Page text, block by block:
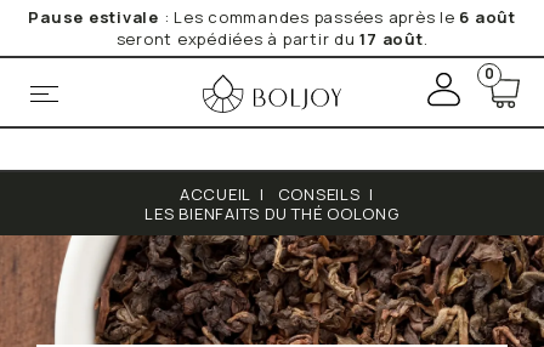
Pause estivale : Les commandes passées après le 6 août
seront expédiées à partir du17 août.
M
n
o
t
e
0
ACCUEIL | CONSEILS |
LES BIENFAITS DU THÉ OOLONG
+
vous fournir le service de Newsletter que vous avez
expressément demandé. Vos données sont en sécurité avec
Lire la Politique de Confidentialité et de Cookies